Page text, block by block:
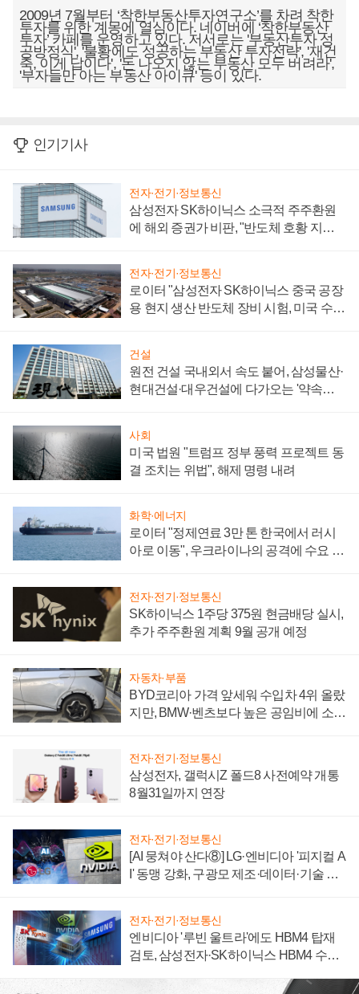
2009년 7월부터 ‘착한부동산투자연구소’를 차려 착한
투자를 위한 계몽에 열심이다. 네이버에 ‘착한부동산
투자’ 카페를 운영하고 있다. 저서로는 '부동산투자 성
공방정식', '불황에도 성공하는 부동산 투자전략', '재건
축, 이게 답이다', '돈 나오지 않는 부동산 모두 버려라',
'부자들만 아는 부동산 아이큐' 등이 있다.
인기기사
전자·전기·정보통신
삼성전자 SK하이닉스 소극적 주주환원
에 해외 증권가 비판, "반도체 호황 지속
전자·전기·정보통신
로이터 "삼성전자 SK하이닉스 중국 공장
용 현지 생산 반도체 장비 시험, 미국 수출
건설
원전 건설 국내외서 속도 붙어, 삼성물산·
현대건설·대우건설에 다가오는 '약속의
사회
미국 법원 "트럼프 정부 풍력 프로젝트 동
결 조치는 위법", 해제 명령 내려
화학·에너지
로이터 "정제연료 3만 톤 한국에서 러시
아로 이동", 우크라이나의 공격에 수요 늘
전자·전기·정보통신
SK하이닉스 1주당 375원 현금배당 실시,
추가 주주환원 계획 9월 공개 예정
자동차·부품
BYD코리아 가격 앞세워 수입차 4위 올랐
지만, BMW·벤츠보다 높은 공임비에 소비
전자·전기·정보통신
삼성전자, 갤럭시Z 폴드8 사전예약 개통
8월31일까지 연장
전자·전기·정보통신
[AI 뭉쳐야 산다⑧] LG·엔비디아 '피지컬 A
I' 동맹 강화, 구광모 제조·데이터·기술 결
전자·전기·정보통신
엔비디아 '루빈 울트라'에도 HBM4 탑재
검토, 삼성전자·SK하이닉스 HBM4 수율